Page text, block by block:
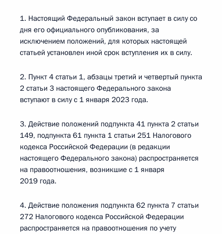
1. Настоящий Федеральный закон вступает в силу со
дня его официального опубликования, за
исключением положений, для которых настоящей
статьей установлен иной срок вступления их в силу.
2. Пункт 4 статьи 1, абзацы третий и четвертый пункта
2 статьи 3 настоящего Федерального закона
вступают в силу с 1 января 2023 года.
3. Действие положений подпункта 41 пункта 2 статьи
149, подпункта 61 пункта 1 статьи 251 Налогового
кодекса Российской Федерации (в редакции
настоящего Федерального закона) распространяется
на правоотношения, возникшие с 1 января
2019 года.
4. Действие положения подпункта 62 пункта 7 статьи
272 Налогового кодекса Российской Федерации
распространяется на правоотношения по учету